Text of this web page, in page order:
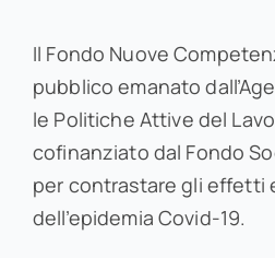
Il Fondo Nuove
pubblico emanato
le Politiche Attive del
cofinanziato dal Fondo
per contrastare gli effetti
dell’epidemia Covid-19.